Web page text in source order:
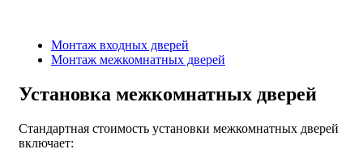
Монтаж входных дверей
Монтаж межкомнатных дверей
Установка межкомнатных дверей
Стандартная стоимость установки межкомнатных дверей
включает: